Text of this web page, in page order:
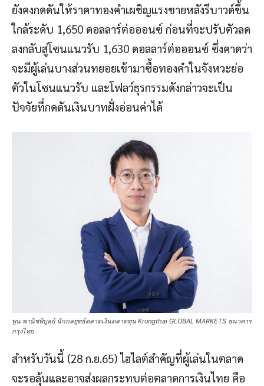
ยังคงกดดันให้ราคาทองคำเผชิญแรงขายหลังรีบาวด์ขึ้น
ใกล้ระดับ 1,650 ดอลลาร์ต่อออนซ์ ก่อนที่จะปรับตัวลด
ลงกลับสู่โซนแนวรับ 1,630 ดอลลาร์ต่อออนซ์ ซึ่งคาดว่า
จะมีผู้เล่นบางส่วนทยอยเข้ามาซื้อทองคำในจังหวะย่อ
ตัวในโซนแนวรับ และโฟลว์ธุรกรรมดังกล่าวจะเป็น
ปัจจัยที่กดดันเงินบาทฝั่งอ่อนค่าได้
พูน พานิชพิบูลย์ นักกลยุทธ์ตลาดเงินตลาดทุน Krungthai GLOBAL MARKETS ธนาคาร
กรุงไทย
สำหรับวันนี้ (28 ก.ย.65) ไฮไลต์สำคัญที่ผู้เล่นในตลาด
จะรอลุ้นและอาจส่งผลกระทบต่อตลาดการเงินไทย คือ